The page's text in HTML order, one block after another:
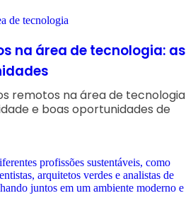
na área de tecnologia: as
remotos na área de tecnologia
e boas oportunidades de